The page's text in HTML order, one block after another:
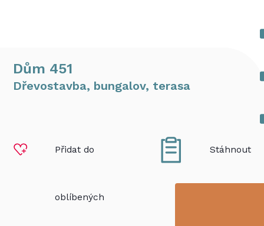
Dům 451
Dřevostavba, bungalov, terasa
Přidat do
oblíbených
Stáhnout